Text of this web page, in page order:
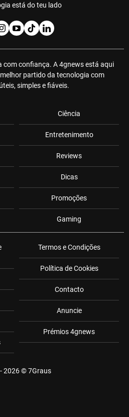
está do teu lado
com confiança. A 4gnews está aqui
partido da tecnologia com
simples e fiáveis.
Ciência
Entretenimento
Reviews
Dicas
Promoções
Gaming
Termos e Condições
Política de Cookies
Contacto
Anuncie
Prémios 4gnews
2026 ©7Graus